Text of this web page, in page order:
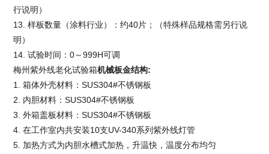
行说明）
13. 样板数量（涂料行业）：约40片；（特殊样品规格需另行说
明）
14. 试验时间：0～999H可调
梅州紫外线老化试验箱机械板金结构:
1. 箱体外壳材料：SUS304#不锈钢板
2. 内胆材料：SUS304#不锈钢板
3. 外箱盖板材料：SUS304#不锈钢板
4. 在工作室内共安装10支UV-340系列紫外线灯管
5. 加热方式为内胆水槽式加热，升温快，温度分布均匀